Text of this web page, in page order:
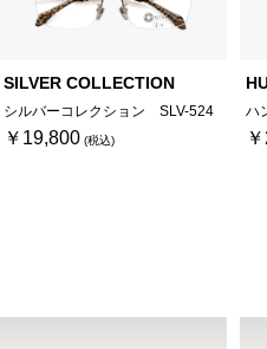
SILVER COLLECTION
シルバーコレクション SLV-524
￥19,800
ハ